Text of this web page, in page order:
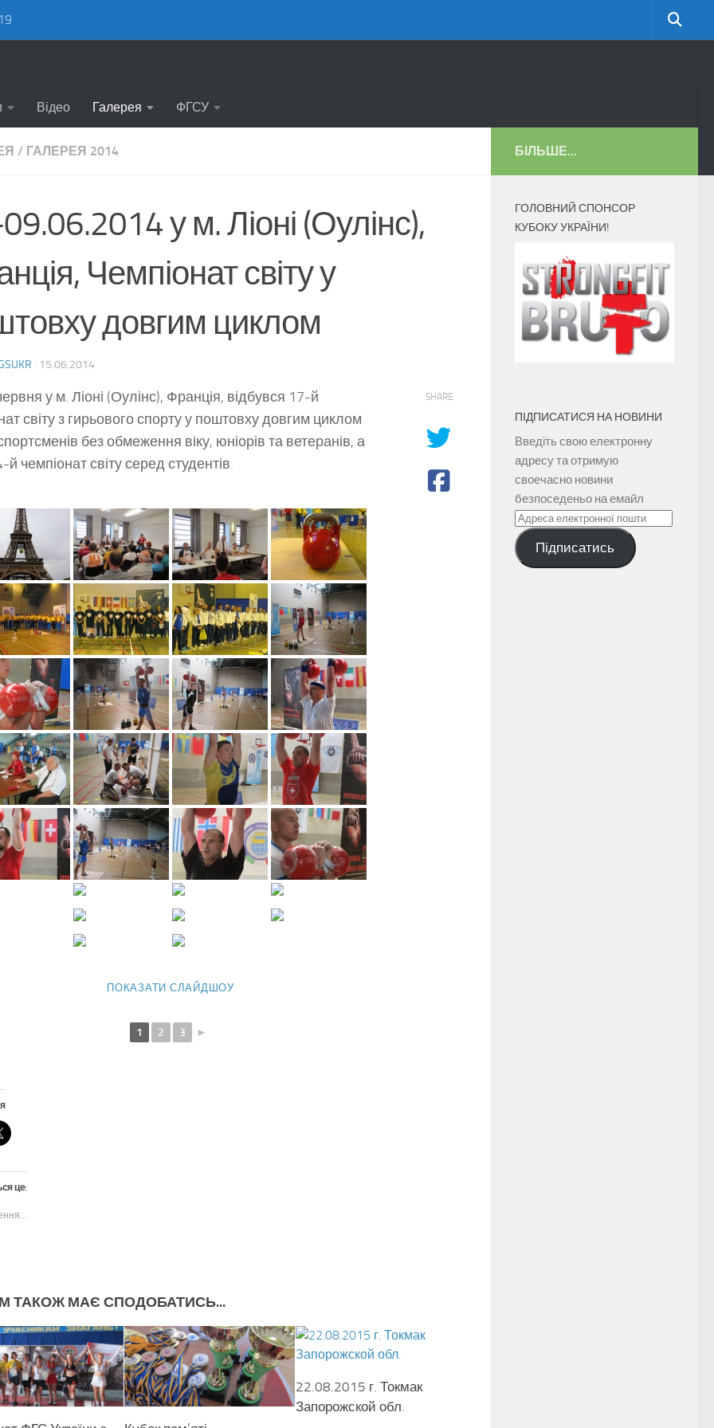
Відео Галерея ФГСУ
/ ГАЛЕРЕЯ 2014
у м. Ліоні (Оулінс),
Чемпіонат світу у
довгим циклом
· 15.06.2014
у м. Ліоні (Оулінс), Франція, відбувся 17-й
світу з гирьового спорту у поштовху довгим циклом
без обмеження віку, юніорів та ветеранів, а
й чемпіонат світу серед студентів.
ПОКАЗАТИ СЛАЙДШОУ
1 2 3 ►
це:
SHARE
ТАКОЖ МАЄ СПОДОБАТИСЬ...
22.08.2015 г. Токмак
Запорожской обл.
БІЛЬШЕ...
ГОЛОВНИЙ СПОНСОР
КУБОКУ УКРАЇНИ!
ПІДПИСАТИСЯ НА НОВИНИ
Введіть свою електронну
адресу та отримую
своечасно новини
безпоседеньо на емайл
Адреса
електронної
поштиПідписатись